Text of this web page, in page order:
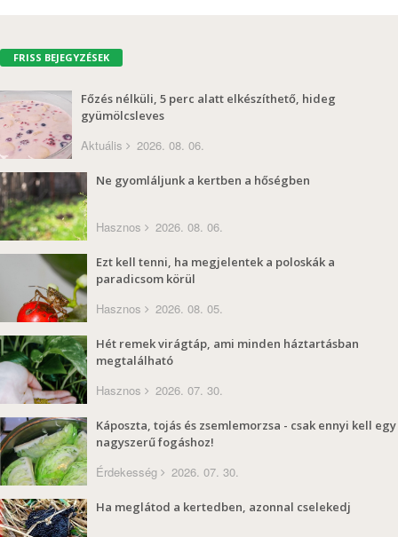
FRISS BEJEGYZÉSEK
Főzés nélküli, 5 perc alatt elkészíthető, hideg
gyümölcsleves
Aktuális 2026. 08. 06.
Ne gyomláljunk a kertben a hőségben
Hasznos 2026. 08. 06.
Ezt kell tenni, ha megjelentek a poloskák a
paradicsom körül
Hasznos 2026. 08. 05.
Hét remek virágtáp, ami minden háztartásban
megtalálható
Hasznos 2026. 07. 30.
Káposzta, tojás és zsemlemorzsa - csak ennyi kell egy
nagyszerű fogáshoz!
Érdekesség 2026. 07. 30.
Ha meglátod a kertedben, azonnal cselekedj